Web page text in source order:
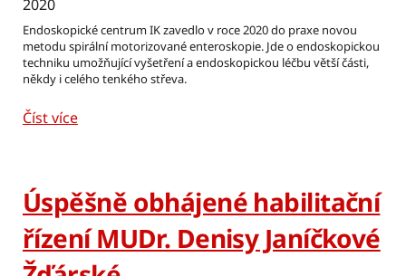
2020
Endoskopické centrum IK zavedlo v roce 2020 do praxe novou
metodu spirální motorizované enteroskopie. Jde o endoskopickou
techniku umožňující vyšetření a endoskopickou léčbu větší části,
někdy i celého tenkého střeva.
Číst více
Úspěšně obhájené habilitační
řízení MUDr. Denisy Janíčkové